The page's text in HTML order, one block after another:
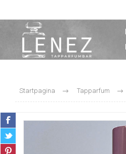
Startpagina Tapparfum